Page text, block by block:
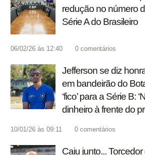
redução no número
Série A do Brasileiro
06/02/26 às 12:40 0 comentários
Jefferson se diz
em bandeirão do
‘fico’ para a Série B:
dinheiro à frente do
10/01/26 às 09:11 0 comentários
Caiu junto...